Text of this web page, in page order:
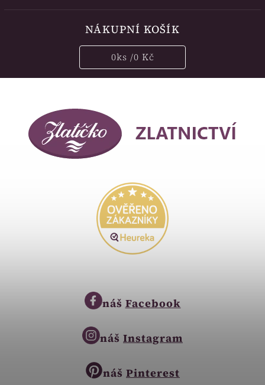
NÁKUPNÍ KOŠÍK
0ks /0 Kč
náš Facebook
náš Instagram
náš Pinterest